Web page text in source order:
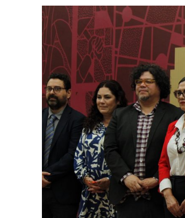
14 noviembre, 2022
ENTORNO VERDE
SELECCIONAN A GANADORES
DEL OCTAVO CONCURSO DE
FOTOGRAFÍA “EN LA MIRA DE
LA SUSTENTABILIDAD”
15 noviembre, 2022